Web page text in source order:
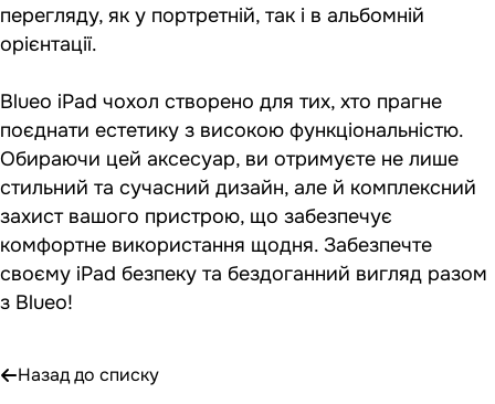
перегляду, як у портретній, так і в альбомній
орієнтації.
Blueo iPad чохол створено для тих, хто прагне
поєднати естетику з високою функціональністю.
Обираючи цей аксесуар, ви отримуєте не лише
стильний та сучасний дизайн, але й комплексний
захист вашого пристрою, що забезпечує
комфортне використання щодня. Забезпечте
своєму iPad безпеку та бездоганний вигляд разом
з Blueo!
Назад до списку